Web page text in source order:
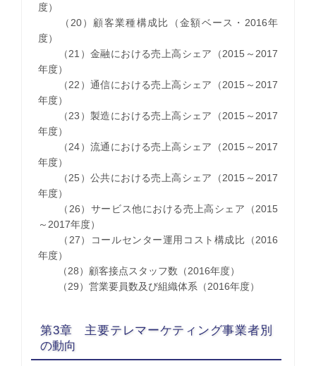
度）
（20）顧客業種構成比（金額ベース・2016年
度）
（21）金融における売上高シェア（2015～2017
年度）
（22）通信における売上高シェア（2015～2017
年度）
（23）製造における売上高シェア（2015～2017
年度）
（24）流通における売上高シェア（2015～2017
年度）
（25）公共における売上高シェア（2015～2017
年度）
（26）サービス他における売上高シェア（2015
～2017年度）
（27）コールセンター運用コスト構成比（2016
年度）
（28）顧客接点スタッフ数（2016年度）
（29）営業要員数及び組織体系（2016年度）
第3章 主要テレマーケティング事業者別
の動向